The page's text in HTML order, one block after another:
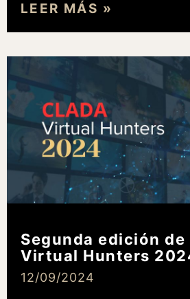
LEER MÁS »
Segunda edición de
Virtual Hunters
12/09/2024